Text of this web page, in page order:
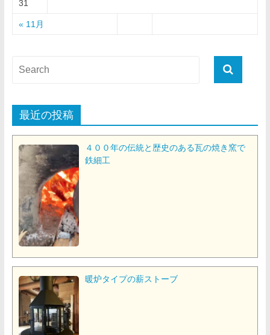
« 11月
31
最近の投稿
４００年の伝統と歴史のある瓦の焼き窯で
鉄細工
暖炉タイプの薪ストーブ